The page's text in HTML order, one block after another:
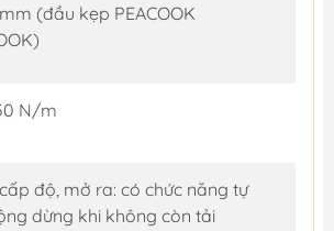
(đầu kẹp PEACOOK
N/m
độ, mở ra: có chức năng tự
dừng khi không còn tải